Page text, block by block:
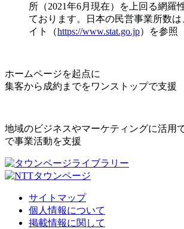
所（2021年6月現在）を上回る網羅
ております。日本の民営事業所数
イト（https://www.stat.go.jp）を参照
ホームページを起点に
集客から成約までをワンストップで支援
地域のビジネスやマーケティングに活用
で事業活動を支援
サイトマップ
個人情報について
掲載情報に関して